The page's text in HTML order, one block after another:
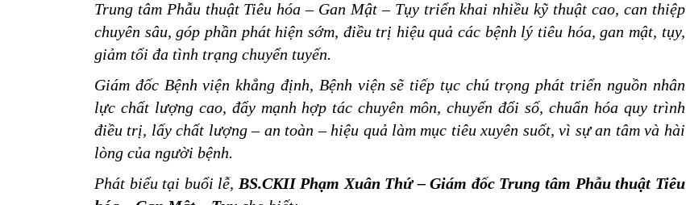
Trung tâm Phẫu thuật Tiêu hóa – Gan Mật – Tụy triển khai nhiều kỹ thuật cao, can thiệp
chuyên sâu, góp phần phát hiện sớm, điều trị hiệu quả các bệnh lý tiêu hóa, gan mật, tụy,
giảm tối đa tình trạng chuyển tuyến.
Giám đốc Bệnh viện khẳng định, Bệnh viện sẽ tiếp tục chú trọng phát triển nguồn nhân
lực chất lượng cao, đẩy mạnh hợp tác chuyên môn, chuyển đổi số, chuẩn hóa quy trình
điều trị, lấy chất lượng – an toàn – hiệu quả làm mục tiêu xuyên suốt, vì sự an tâm và hài
lòng của người bệnh.
Phát biểu tại buổi lễ, BS.CKII Phạm Xuân Thứ – Giám đốc Trung tâm Phẫu thuật Tiêu